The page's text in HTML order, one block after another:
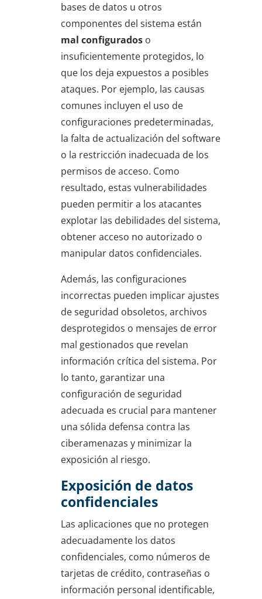
bases de datos u otros
componentes del sistema están
mal configurados o
insuficientemente protegidos, lo
que los deja expuestos a posibles
ataques. Por ejemplo, las causas
comunes incluyen el uso de
configuraciones predeterminadas,
la falta de actualización del software
o la restricción inadecuada de los
permisos de acceso. Como
resultado, estas vulnerabilidades
pueden permitir a los atacantes
explotar las debilidades del sistema,
obtener acceso no autorizado o
manipular datos confidenciales.
Además, las configuraciones
incorrectas pueden implicar ajustes
de seguridad obsoletos, archivos
desprotegidos o mensajes de error
mal gestionados que revelan
información crítica del sistema. Por
lo tanto, garantizar una
configuración de seguridad
adecuada es crucial para mantener
una sólida defensa contra las
ciberamenazas y minimizar la
exposición al riesgo.
Exposición de datos
confidenciales
Las aplicaciones que no protegen
adecuadamente los datos
confidenciales, como números de
tarjetas de crédito, contraseñas o
información personal identificable,